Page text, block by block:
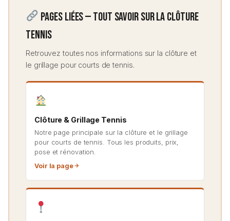
Pages liées — Tout savoir sur la clôture
tennis
Retrouvez toutes nos informations sur la clôture et
le grillage pour courts de tennis.
Clôture & Grillage Tennis
Notre page principale sur la clôture et le grillage
pour courts de tennis. Tous les produits, prix,
pose et rénovation.
Voir la page